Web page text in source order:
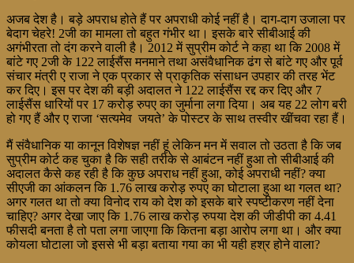
अजब देश है। बड़े अपराध होते हैं पर अपराधी कोई नहीं है। दाग-दाग उजाला पर
बेदाग चेहरे! 2जी का मामला तो बहुत गंभीर था। इसके बारे सीबीआई की
अगंभीरता तो दंग करने वाली है। 2012 में सुप्रीम कोर्ट ने कहा था कि 2008 में
बांटे गए 2जी के 122 लाईसैंस मनमाने तथा असंवैधानिक ढंग से बांटे गए और पूर्व
संचार मंत्री ए राजा ने एक प्रकार से प्राकृतिक संसाधन उपहार की तरह भेंट
कर दिए। इस पर देश की बड़ी अदालत ने 122 लाईसैंस रद्द कर दिए और 7
लाईसैंस धारियों पर 17 करोड़ रुपए का जुर्माना लगा दिया। अब यह 22 लोग बरी
हो गए हैं और ए राजा ‘सत्यमेव जयते’ के पोस्टर के साथ तस्वीर खींचवा रहा हैं।
मैं संवैधानिक या कानून विशेषज्ञ नहीं हूं लेकिन मन में सवाल तो उठता है कि जब
सुप्रीम कोर्ट कह चुका है कि सही तरीके से आबंटन नहीं हुआ तो सीबीआई की
अदालत कैसे कह रही है कि कुछ अपराध नहीं हुआ, कोई अपराधी नहीं? क्या
सीएजी का आंकलन कि 1.76 लाख करोड़ रुपए का घोटाला हुआ था गलत था?
अगर गलत था तो क्या विनोद राय को देश को इसके बारे स्पष्टीकरण नहीं देना
चाहिए? अगर देखा जाए कि 1.76 लाख करोड़ रुपया देश की जीडीपी का 4.41
फीसदी बनता है तो पता लगा जाएगा कि कितना बड़ा आरोप लगा था। और क्या
कोयला घोटाला जो इससे भी बड़ा बताया गया का भी यही हश्र होने वाला?